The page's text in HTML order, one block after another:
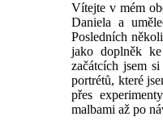
Vítejte v mém
Daniela a
Posledních
jako doplněk ke
začátcích jsem
portrétů, které
přes
malbami až po